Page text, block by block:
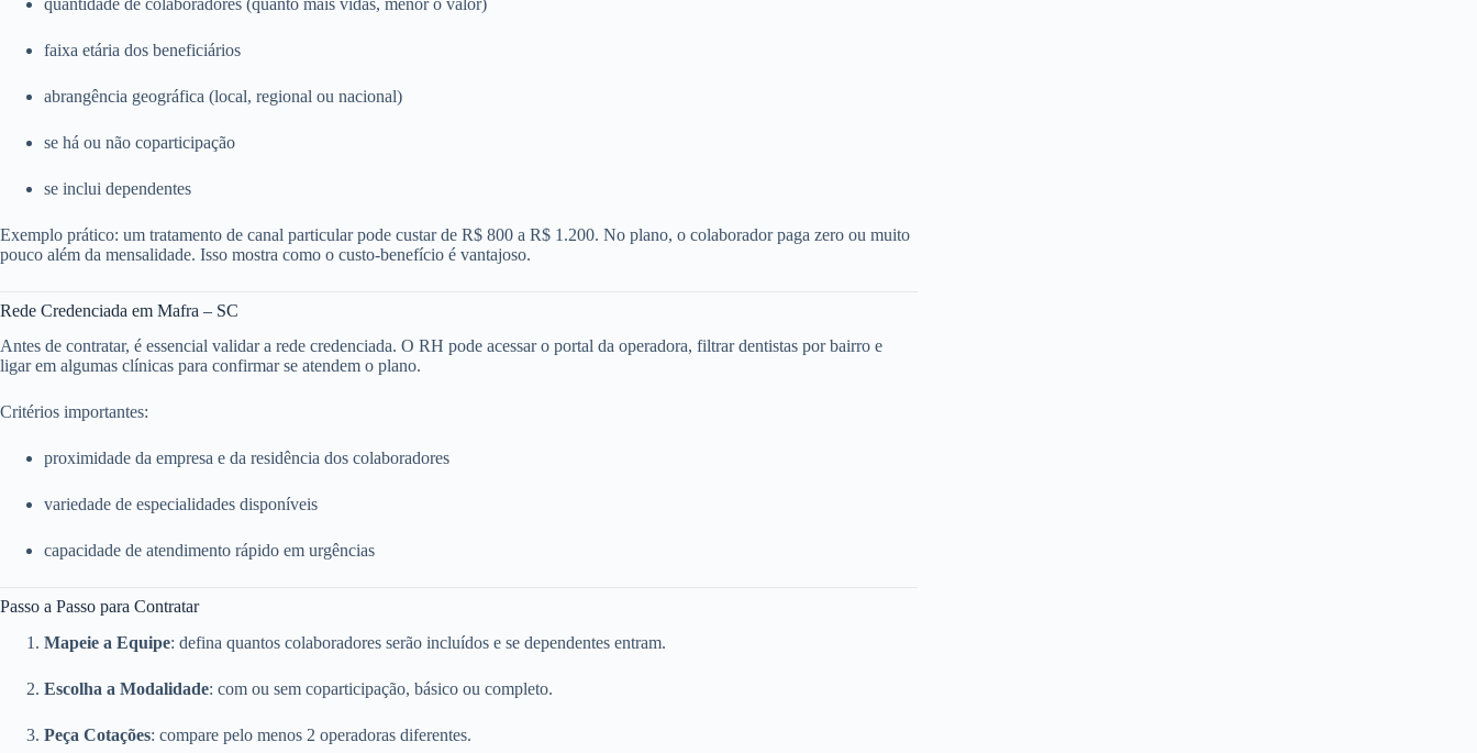
faixa etária dos beneficiários
abrangência geográfica (local, regional ou nacional)
se há ou não coparticipação
se inclui dependentes
Exemplo prático: um tratamento de canal particular pode custar de R$ 800 a R$ 1.200. No plano, o colaborador paga zero ou muito
pouco além da mensalidade. Isso mostra como o custo-benefício é vantajoso.
Rede Credenciada em Mafra – SC
Antes de contratar, é essencial validar a rede credenciada. O RH pode acessar o portal da operadora, filtrar dentistas por bairro e
ligar em algumas clínicas para confirmar se atendem o plano.
Critérios importantes:
proximidade da empresa e da residência dos colaboradores
variedade de especialidades disponíveis
capacidade de atendimento rápido em urgências
Passo a Passo para Contratar
Mapeie a Equipe: defina quantos colaboradores serão incluídos e se dependentes entram.
Escolha a Modalidade: com ou sem coparticipação, básico ou completo.
Peça Cotações: compare pelo menos 2 operadoras diferentes.